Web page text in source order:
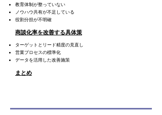
教育体制が整っていない
ノウハウ共有が不足している
役割分担が不明確
商談化率を改善する具体策
ターゲットとリード精度の見直し
営業プロセスの標準化
データを活用した改善施策
まとめ